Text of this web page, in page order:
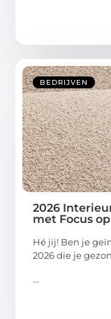
BEDRIJVEN
2026
met Focus
Hé jij! Ben je
2026 die je
...